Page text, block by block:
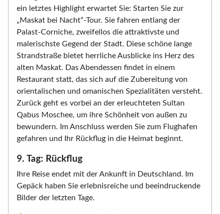
ein letztes Highlight erwartet Sie: Starten Sie zur
„Maskat bei Nacht“-Tour. Sie fahren entlang der
Palast-Corniche, zweifellos die attraktivste und
malerischste Gegend der Stadt. Diese schöne lange
Strandstraße bietet herrliche Ausblicke ins Herz des
alten Maskat. Das Abendessen findet in einem
Restaurant statt, das sich auf die Zubereitung von
orientalischen und omanischen Spezialitäten versteht.
Zurück geht es vorbei an der erleuchteten Sultan
Qabus Moschee, um ihre Schönheit von außen zu
bewundern. Im Anschluss werden Sie zum Flughafen
gefahren und Ihr Rückflug in die Heimat beginnt.
9. Tag: Rückflug
Ihre Reise endet mit der Ankunft in Deutschland. Im
Gepäck haben Sie erlebnisreiche und beeindruckende
Bilder der letzten Tage.